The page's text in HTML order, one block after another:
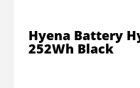
Hyena Battery
252Wh Black